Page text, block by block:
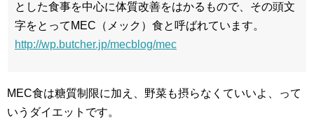
とした食事を中心に体質改善をはかるもので、その頭文
字をとってMEC（メック）食と呼ばれています。
http://wp.butcher.jp/mecblog/mec
MEC食は糖質制限に加え、野菜も摂らなくていいよ、って
いうダイエットです。